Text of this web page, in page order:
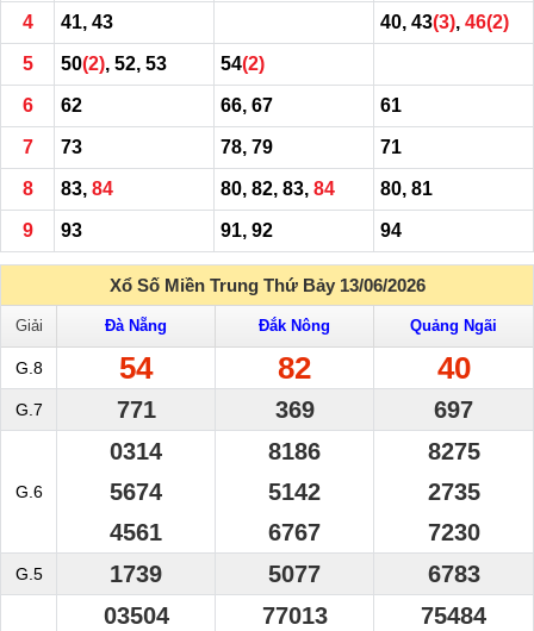
4 41, 43 40, 43(3), 46(2)
5 50(2), 52, 53 54(2)
6 62 66, 67 61
7 73 78, 79 71
8 83, 84 80, 82, 83, 84 80, 81
9 93 91, 92 94
Xổ Số Miền Trung Thứ Bảy 13/06/2026
Giải Đà Nẵng Đắk Nông Quảng Ngãi
G.8 54 82 40
G.7 771 369 697
G.6
0314
5674
4561
8186
5142
6767
8275
2735
7230
G.5 1739 5077 6783
03504
77013
75484